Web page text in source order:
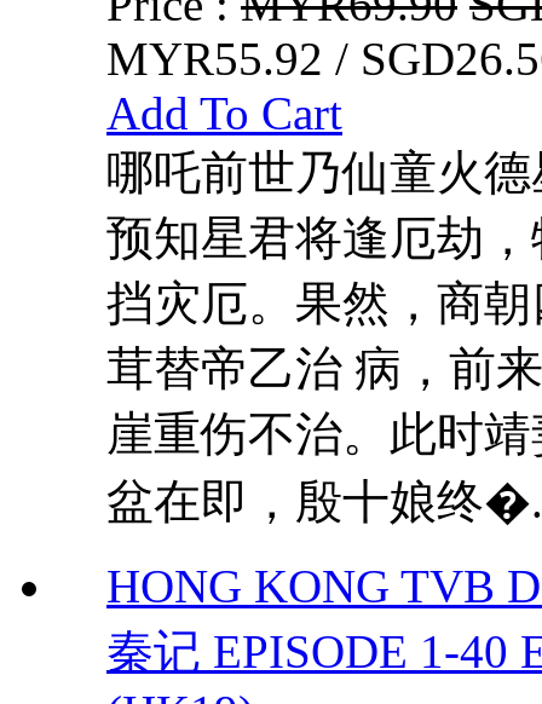
MYR55.92 /
Add To Cart
哪吒前世乃仙童火
预知星君将逢厄劫
挡灾厄。果然，商
茸替帝乙治 病，前
崖重伤不治。此时
盆在即，殷十娘终
HONG KONG TVB
秦记 EPISODE 1-40